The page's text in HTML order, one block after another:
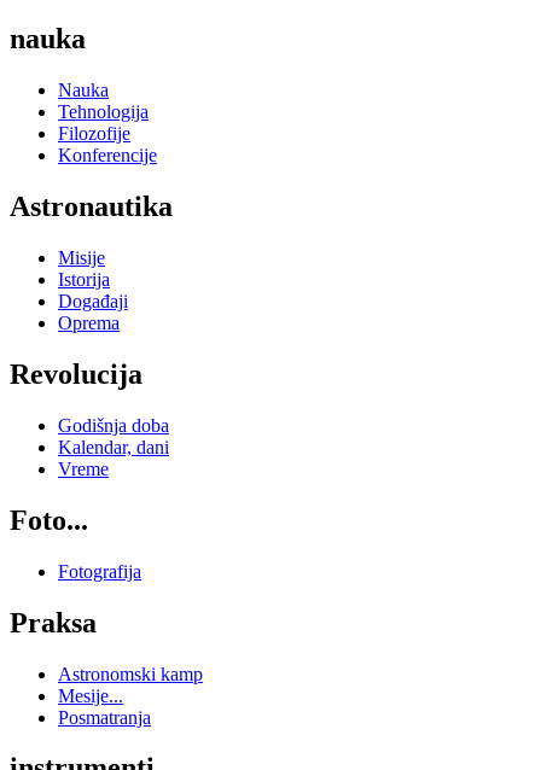
nauka
Nauka
Tehnologija
Filozofije
Konferencije
Astronautika
Misije
Istorija
Događaji
Oprema
Revolucija
Godišnja doba
Kalendar, dani
Vreme
Foto...
Fotografija
Praksa
Astronomski kamp
Mesije...
Posmatranja